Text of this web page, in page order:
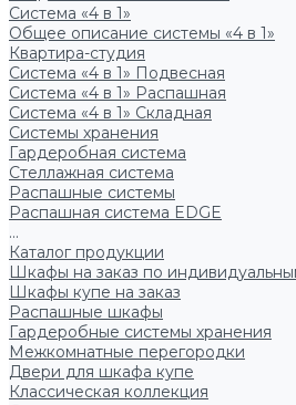
Система «4 в 1»
Общее описание системы «4 в 1»
Квартира-студия
Система «4 в 1» Подвесная
Система «4 в 1» Распашная
Система «4 в 1» Складная
Системы хранения
Гардеробная система
Стеллажная система
Распашные системы
Распашная система EDGE
...
Каталог продукции
Шкафы на заказ по
Шкафы купе на заказ
Распашные шкафы
Гардеробные системы хранения
Межкомнатные перегородки
Двери для шкафа купе
Классическая коллекция